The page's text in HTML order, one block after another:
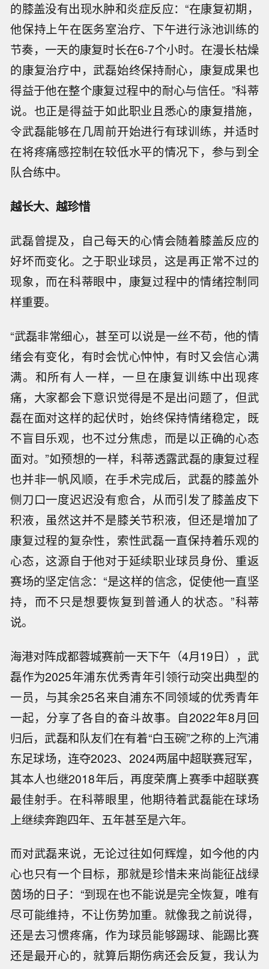
的膝盖没有出现水肿和炎症反应：“在康复初期，
他保持上午在医务室治疗、下午进行泳池训练的
节奏，一天的康复时长在6-7个小时。在漫长枯燥
的康复治疗中，武磊始终保持耐心，康复成果也
得益于他在整个康复过程中的耐心与信任。”科蒂
说。也正是得益于如此职业且悉心的康复措施，
令武磊能够在几周前开始进行有球训练，并适时
在将疼痛感控制在较低水平的情况下，参与到全
队合练中。
越长大、越珍惜
武磊曾提及，自己每天的心情会随着膝盖反应的
好坏而变化。之于职业球员，这是再正常不过的
现象，而在科蒂眼中，康复过程中的情绪控制同
样重要。
“武磊非常细心，甚至可以说是一丝不苟，他的情
绪会有变化，有时会忧心忡忡，有时又会信心满
满。和所有人一样，一旦在康复训练中出现疼
痛，大家都会下意识觉得是不是出问题了，但武
磊在面对这样的起伏时，始终保持情绪稳定，既
不盲目乐观，也不过分焦虑，而是以正确的心态
面对。”如预想的一样，科蒂透露武磊的康复过程
也并非一帆风顺，在手术完成后，武磊的膝盖外
侧刀口一度迟迟没有愈合，从而引发了膝盖皮下
积液，虽然这并不是膝关节积液，但还是增加了
康复过程的复杂性，索性武磊一直保持着乐观的
心态，这源自于他对于延续职业球员身份、重返
赛场的坚定信念：“是这样的信念，促使他一直坚
持，而不只是想要恢复到普通人的状态。”科蒂
说。
海港对阵成都蓉城赛前一天下午（4月19日），武
磊作为2025年浦东优秀青年引领行动突出典型的
一员，与其余25名来自浦东不同领域的优秀青年
一起，分享了各自的奋斗故事。自2022年8月回
归后，武磊和队友们在有着“白玉碗”之称的上汽浦
东足球场，连夺2023、2024两届中超联赛冠军，
其本人也继2018年后，再度荣膺上赛季中超联赛
最佳射手。在科蒂眼里，他期待着武磊能在球场
上继续奔跑四年、五年甚至是六年。
而对武磊来说，无论过往如何辉煌，如今他的内
心也只有一个目标，那就是珍惜未来尚能征战绿
茵场的日子：“到现在也不能说是完全恢复，唯有
尽可能维持，不让伤势加重。就像我之前说得，
还是去习惯疼痛，作为球员能够踢球、能踢比赛
还是最开心的，就算后期伤病还会反复，我认为